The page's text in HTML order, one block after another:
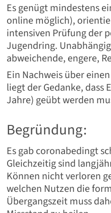
Es genügt mindestens
online möglich),
intensiven Prüfung der
Jugendring.
abweichende, engere,
Ein Nachweis über
liegt der Gedanke, dass
Jahre) geübt werden
Begründung:
Es gab coronabedingt
Gleichzeitig sind
Können nicht verloren
welchen Nutzen die
Übergangszeit muss